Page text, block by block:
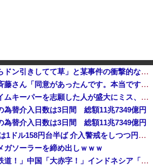
「あのヤフコメ民すらドン引きしてて草」と某事件の衝撃的な公判が話題に、なんか変な力が働いてんのかって
【悲報】ジャンポケ斉藤さん「同意があったんです。本当です。信じて下さい」←何でこの主張が通らないの？・・・・・・・・・他
企業の採用試験でタイムキーパーを志願した人が盛大にミス、グループは険悪になりタイムアップとなったが……
為替介入日数は3日間 総額11兆7349億円
為替介入日数は3日間 総額11兆7349億円
【為替相場】 ドル円は1ドル158円台半ば 介入警戒をしつつ円売りが続行
ガソーラーを締め出しｗｗｗ
インドネシア「高速鉄道！」中国「大赤字！」インドネシア「運営会社の株式購入！（負債対策」中国「はい（巨額負債」インドネシア「700km延伸計画！（実質中止」→